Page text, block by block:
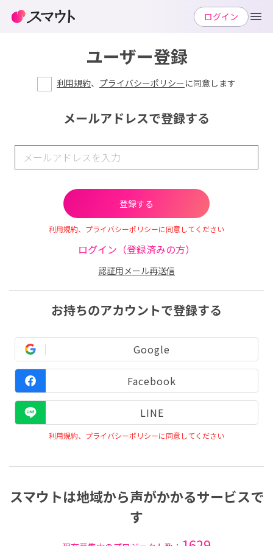
ユーザー登録
利用規約、 プライバシーポリシーに同意します
メールアドレスで登録する
利用規約、プライバシーポリシーに同意してください
ログイン（登録済みの方）
認証用メール再送信
お持ちのアカウントで登録する
Google
Facebook
LINE
利用規約、プライバシーポリシーに同意してください
スマウトは地域から声がかかるサービスで
す
ログイン